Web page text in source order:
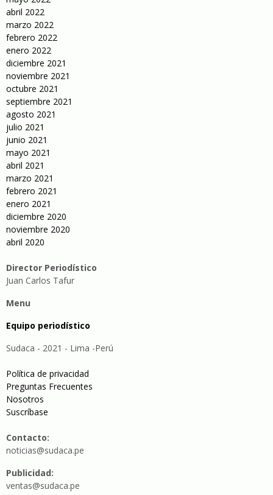
abril 2022
marzo 2022
febrero 2022
enero 2022
diciembre 2021
noviembre 2021
octubre 2021
septiembre 2021
agosto 2021
julio 2021
junio 2021
mayo 2021
abril 2021
marzo 2021
febrero 2021
enero 2021
diciembre 2020
noviembre 2020
abril 2020
Director Periodístico
Juan Carlos Tafur
Menu
Equipo periodístico
Sudaca - 2021 - Lima -Perú
Política de privacidad
Preguntas Frecuentes
Nosotros
Suscríbase
Contacto:
noticias@sudaca.pe
Publicidad:
ventas@sudaca.pe